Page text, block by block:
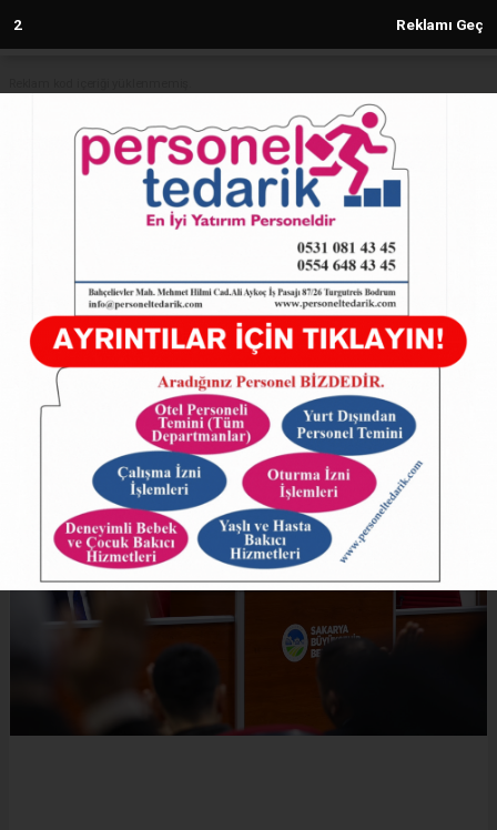
1 Reklamı Geç
Anasayfa
Sakarya’da raylı sistem ve su
yatırımlarında tarihi adımlar
09.02.2026 - 17:16, Güncelleme: 09.02.2026 - 17:16
27267+ kez okundu.
ABONE OL